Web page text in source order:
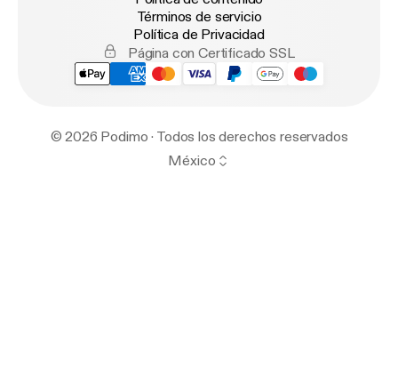
Términos de servicio
Política de Privacidad
Página con Certificado SSL
© 2026 Podimo · Todos los derechos reservados
México